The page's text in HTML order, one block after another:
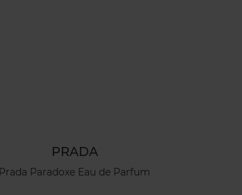
PRADA
Prada Paradoxe Eau de Parfum